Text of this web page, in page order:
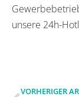
unsere 24h-
VORHERIGER